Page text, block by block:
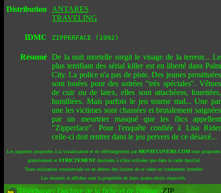
Distribution
ANTARES
TRAVELING
IDMC ZIPPERFACE (1992)
Résumé De la nuit mortelle surgit le visage de la terreur... Le
plus terrifiant des sérial killer est en liberté dans Palm
City. La police n'a pas de piste. Des jeunes prostituées
sont louées pour des soirées "très spéciales". Vêtues
de cuir ou de latex, elles sont attachéess, fouettées,
humiliées. Mais parfois le jeu tourne mal... Une par
une les victimes sont chassées et brutalement saignées
par un meurtrier masqué que les flics appellent
"Zipperface". Pour l'enquête confiée à Lisa Rider
celle-ci doit rentrer dans le jeu pervers de ce désaxé...
Les jaquettes proposées à la visualisation et en téléchargement parMOVIECOVERS.COM sont proposées
gratuitement et STRICTEMENT destinées à n'être utilisées que dans le cadre familial
Toute utilisation commerciale ou en dehors des limites de ce cadre est totalement interdite
Les résumés et affiches sont la propriétés de leurs ayants-droits respectifs.
Télécharger l'archive de la fiche et de l'image .ZIP